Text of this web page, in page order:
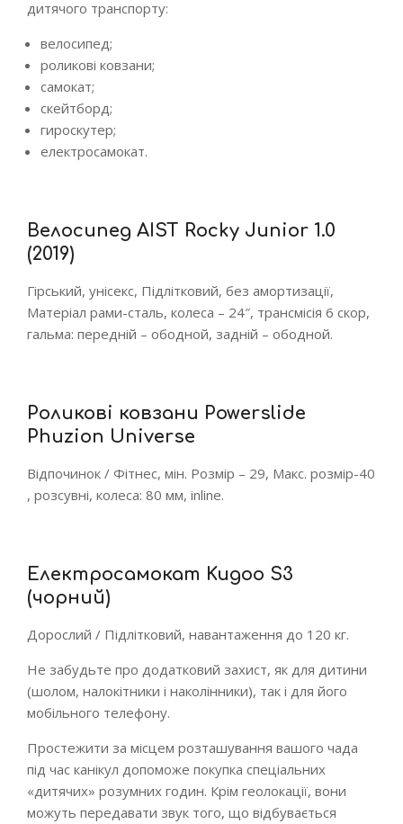
дитячого транспорту:
велосипед;
роликові ковзани;
самокат;
скейтборд;
гироскутер;
електросамокат.
Велосипед AIST Rocky Junior 1.0
(2019)
Гірський, унісекс, Підлітковий, без амортизації,
Матеріал рами-сталь, колеса – 24″, трансмісія 6 скор,
гальма: передній – ободной, задній – ободной.
Роликові ковзани Powerslide
Phuzion Universe
Відпочинок / Фітнес, мін. Розмір – 29, Макс. розмір-40
, розсувні, колеса: 80 мм, inline.
Електросамокат Kugoo S3
(чорний)
Дорослий / Підлітковий, навантаження до 120 кг.
Не забудьте про додатковий захист, як для дитини
(шолом, налокітники і наколінники), так і для його
мобільного телефону.
Простежити за місцем розташування вашого чада
під час канікул допоможе покупка спеціальних
«дитячих» розумних годин. Крім геолокації, вони
можуть передавати звук того, що відбувається